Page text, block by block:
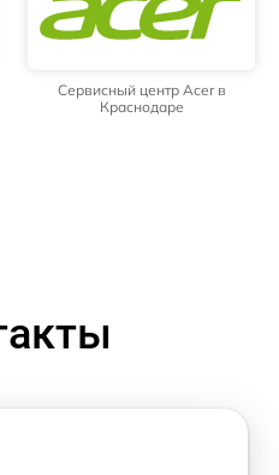
Сервисный центр Acer в
Краснодаре